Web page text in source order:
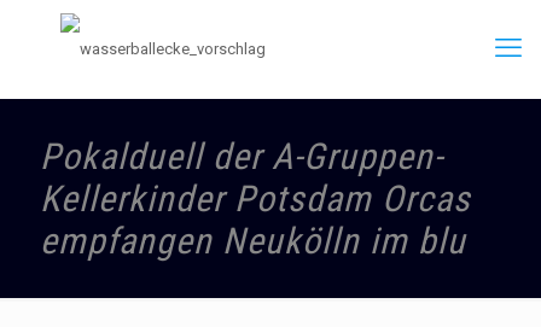
Pokalduell der A-Gruppen-
Kellerkinder Potsdam Orcas
empfangen Neukölln im blu